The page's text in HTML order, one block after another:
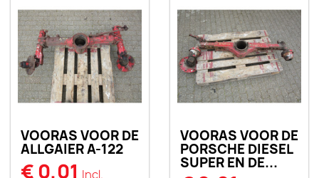
VOORAS VOOR DE
ALLGAIER A-122
€ 0,01 Incl.
VOORAS VOOR DE
PORSCHE DIESEL
SUPER EN DE...